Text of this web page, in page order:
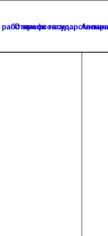
О профсоюзе